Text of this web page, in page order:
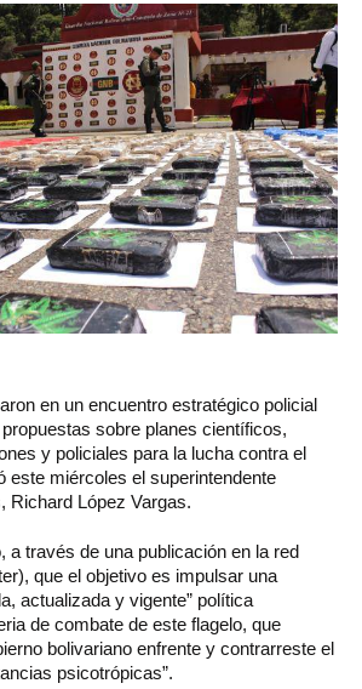
en un encuentro estratégico policial
sobre planes científicos,
y policiales para la lucha contra el
este miércoles el superintendente
Richard López Vargas.
a través de una publicación en la red
que el objetivo es impulsar una
actualizada y vigente” política
de combate de este flagelo, que
bolivariano enfrente y contrarreste el
psicotrópicas”.